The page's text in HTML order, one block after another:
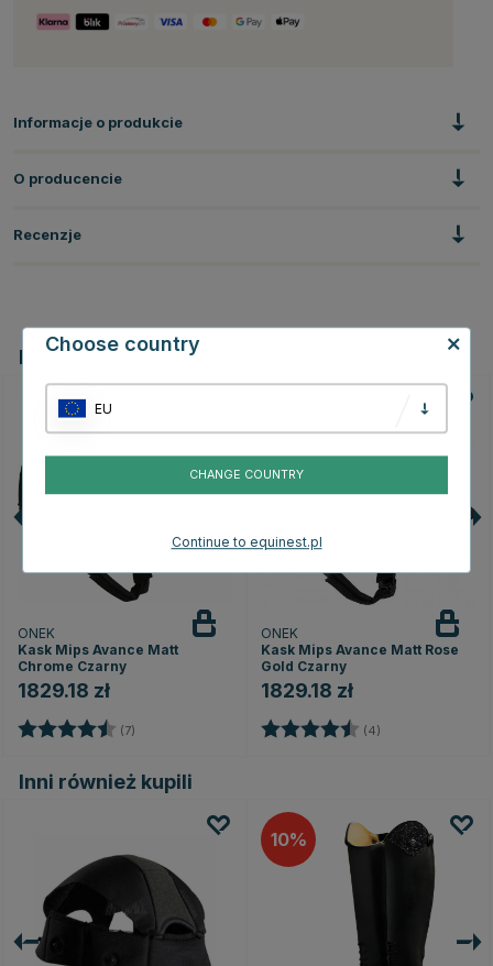
Informacje o produkcie
O producencie
Recenzje
Powiązane produkty
ONEK
Kask Mips Avance Matt
Chrome Czarny
1829.18 zł
Ocena: (7)
ONEK
Kask Mips Avance Matt Rose
Gold Czarny
1829.18 zł
Ocena: (4)
Inni również kupili
10
Choose country
EU
CHANGE COUNTRY
Continue to equinest.pl